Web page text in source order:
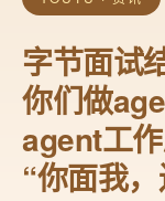
字节面试
你们做
agent工作
“你面我